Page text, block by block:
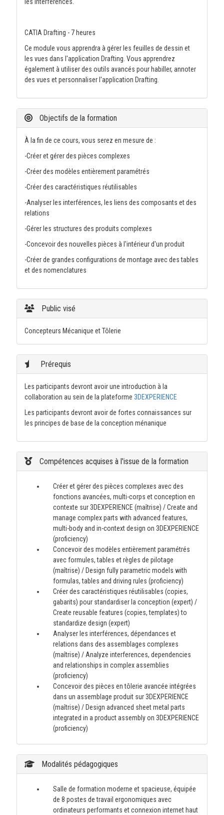
CATIA Drafting - 7 heures
Ce module vous apprendra à gérer les feuilles de dessin et
les vues dans l'application Drafting. Vous apprendrez
également à utiliser des outils avancés pour habiller, annoter
des vues et personnaliser l'application Drafting.
Objectifs de la formation
À la fin de ce cours, vous serez en mesure de :
-Créer et gérer des pièces complexes
-Créer des modèles entièrement paramétrés
-Créer des caractéristiques réutilisables
-Analyser les interférences, les liens des composants et des
relations
-Gérer les structures des produits complexes
-Concevoir des nouvelles pièces à l'intérieur d'un produit
-Créer de grandes configurations de montage avec des tables
et des nomenclatures
Public visé
Concepteurs Mécanique et Tôlerie
Prérequis
Les participants devront avoir une introduction à la
collaboration au sein de la plateforme 3DEXPERIENCE
Les participants devront avoir de fortes connaissances sur
les principes de base de la conception ménanique
Compétences acquises à l'issue de la formation
Créer et gérer des pièces complexes avec des
fonctions avancées, multi-corps et conception en
contexte sur 3DEXPERIENCE (maîtrise) / Create and
manage complex parts with advanced features,
multi-body and in-context design on 3DEXPERIENCE
(proficiency)
Concevoir des modèles entièrement paramétrés
avec formules, tables et règles de pilotage
(maîtrise) / Design fully parametric models with
formulas, tables and driving rules (proficiency)
Créer des caractéristiques réutilisables (copies,
gabarits) pour standardiser la conception (expert) /
Create reusable features (copies, templates) to
standardize design (expert)
Analyser les interférences, dépendances et
relations dans des assemblages complexes
(maîtrise) / Analyze interferences, dependencies
and relationships in complex assemblies
(proficiency)
Concevoir des pièces en tôlerie avancée intégrées
dans un assemblage produit sur 3DEXPERIENCE
(maîtrise) / Design advanced sheet metal parts
integrated in a product assembly on 3DEXPERIENCE
(proficiency)
Modalités pédagogiques
Salle de formation moderne et spacieuse, équipée
de 8 postes de travail ergonomiques avec
ordinateurs performants et connexion internet haut